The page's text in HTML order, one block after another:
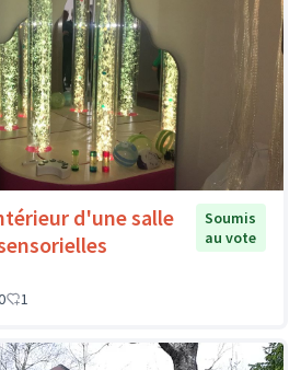
d'une salle
Soumis
au vote
1